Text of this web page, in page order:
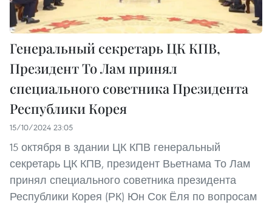
Генеральный секретарь ЦК КПВ,
Президент То Лам принял
специального советника Президента
Республики Корея
15/10/2024 23:05
15 октября в здании ЦК КПВ генеральный
секретарь ЦК КПВ, президент Вьетнама То Лам
принял специального советника президента
Республики Корея (РК) Юн Сок Ёля по вопросам